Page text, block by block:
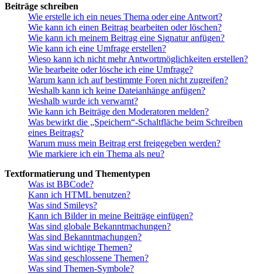
Beiträge schreiben
Wie erstelle ich ein neues Thema oder eine Antwort?
Wie kann ich einen Beitrag bearbeiten oder löschen?
Wie kann ich meinem Beitrag eine Signatur anfügen?
Wie kann ich eine Umfrage erstellen?
Wieso kann ich nicht mehr Antwortmöglichkeiten erstellen?
Wie bearbeite oder lösche ich eine Umfrage?
Warum kann ich auf bestimmte Foren nicht zugreifen?
Weshalb kann ich keine Dateianhänge anfügen?
Weshalb wurde ich verwarnt?
Wie kann ich Beiträge den Moderatoren melden?
Was bewirkt die „Speichern“-Schaltfläche beim Schreiben
eines Beitrags?
Warum muss mein Beitrag erst freigegeben werden?
Wie markiere ich ein Thema als neu?
Textformatierung und Thementypen
Was ist BBCode?
Kann ich HTML benutzen?
Was sind Smileys?
Kann ich Bilder in meine Beiträge einfügen?
Was sind globale Bekanntmachungen?
Was sind Bekanntmachungen?
Was sind wichtige Themen?
Was sind geschlossene Themen?
Was sind Themen-Symbole?